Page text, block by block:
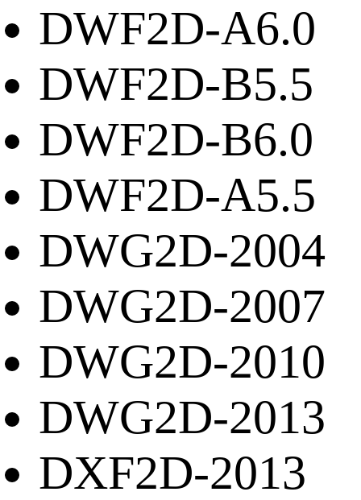
DWF2D-A6.0
DWF2D-B5.5
DWF2D-B6.0
DWF2D-A5.5
DWG2D-2004
DWG2D-2007
DWG2D-2010
DWG2D-2013
DXF2D-2013